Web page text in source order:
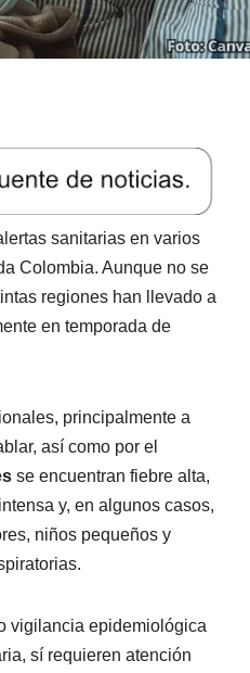
sanitarias en varios
Colombia. Aunque no se
regiones han llevado a
en temporada de
principalmente a
así como por el
se encuentran fiebre alta,
y, en algunos casos,
niños pequeños y
vigilancia epidemiológica
sí requieren atención